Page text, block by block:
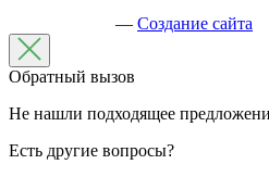
— Создание сайта
Обратный вызов
Не нашли подходящее
Есть другие вопросы?